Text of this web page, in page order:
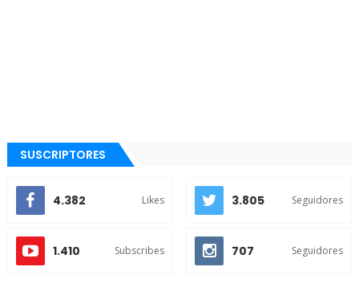
SUSCRIPTORES
4.382 Likes 3.805 Seguidores
1.410 Subscribes 707 Seguidores